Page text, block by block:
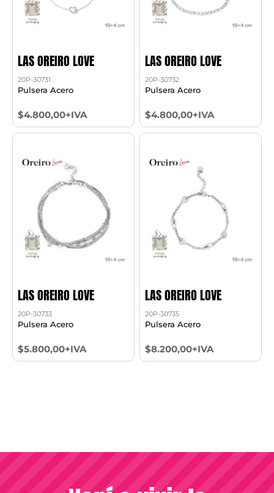
LAS OREIRO LOVE
20P-30731
Pulsera Acero
$4.800,00+IVA
LAS OREIRO LOVE
20P-30732
Pulsera Acero
$4.800,00+IVA
LAS OREIRO LOVE
20P-30733
Pulsera Acero
$5.800,00+IVA
LAS OREIRO LOVE
20P-30735
Pulsera Acero
$8.200,00+IVA